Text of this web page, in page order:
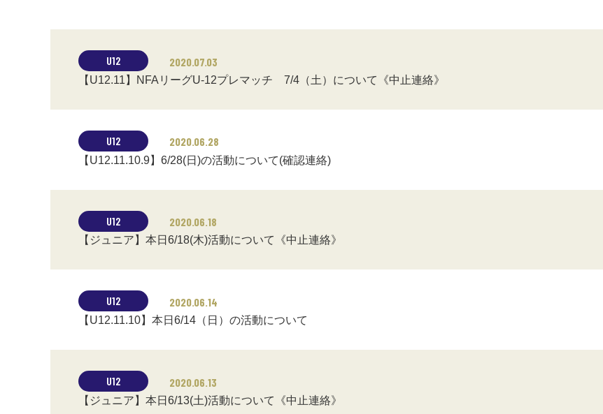
U12 2020.07.03
【U12.11】NFAリーグU-12プレマッチ 7/4（土）について《中止連絡》
U12 2020.06.28
【U12.11.10.9】6/28(日)の活動について(確認連絡)
U12 2020.06.18
【ジュニア】本日6/18(木)活動について《中止連絡》
U12 2020.06.14
【U12.11.10】本日6/14（日）の活動について
U12 2020.06.13
【ジュニア】本日6/13(土)活動について《中止連絡》